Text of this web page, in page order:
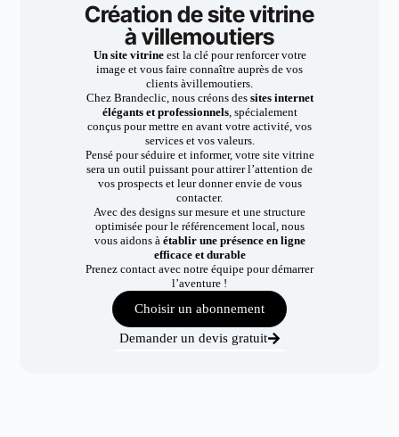
Création de site vitrine
à villemoutiers
Un site vitrineest la clé pour renforcer votre
image et vous faire connaître auprès de vos
clients àvillemoutiers.
Chez Brandeclic, nous créons dessites internet
élégants et professionnels, spécialement
conçus pour mettre en avant votre activité, vos
services et vos valeurs.
Pensé pour séduire et informer, votre site vitrine
sera un outil puissant pour attirer l’attention de
vos prospects et leur donner envie de vous
contacter.
Avec des designs sur mesure et une structure
optimisée pour le référencement local, nous
vous aidons à établir une présence en ligne
efficace et durable
Prenez contact avec notre équipe pour démarrer
l’aventure !
Choisir un abonnement
Demander un devis gratuit